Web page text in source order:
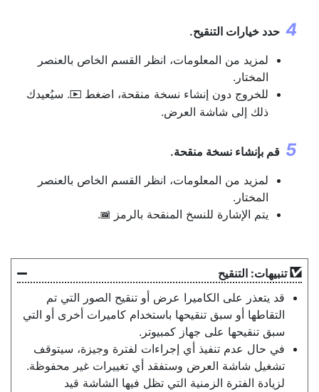
حدد خيارات التنقيح.
لمزيد من المعلومات، انظر القسم الخاص بالعنصر
المختار.
للخروج دون إنشاء نسخة منقحة، اضغط K. سيُعيدك
ذلك إلى شاشة العرض.
قم بإنشاء نسخة منقحة.
لمزيد من المعلومات، انظر القسم الخاص بالعنصر
المختار.
يتم الإشارة للنسخ المنقحة بالرمز p
.
تنبيهات: التنقيح
قد يتعذر على الكاميرا عرض أو تنقيح الصور التي تم
التقاطها أو سبق تنقيحها باستخدام كاميرات أخرى أو التي
سبق تنقيحها على جهاز كمبيوتر.
في حال عدم تنفيذ أي إجراءات لفترة وجيزة، سيتوقف
تشغيل شاشة العرض وستفقد أي تغييرات غير محفوظة.
لزيادة الفترة الزمنية التي تظل فيها الشاشة قيد